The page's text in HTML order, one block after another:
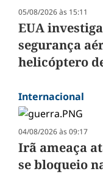
05/08/2026 às 15:11
EUA
segurança
helicóptero
Internacional
04/08/2026 às 09:17
Irã ameaça
se bloqueio